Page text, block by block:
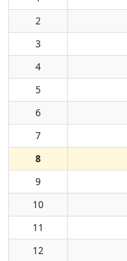
2
3
4
5
6
7
8
9
10
11
12